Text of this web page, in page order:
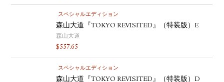
スペシャルエディション
森山大道『TOKYO REVISITED』（特装版）E
森山大道
$557.65
スペシャルエディション
森山大道『TOKYO REVISITED』（特装版）D